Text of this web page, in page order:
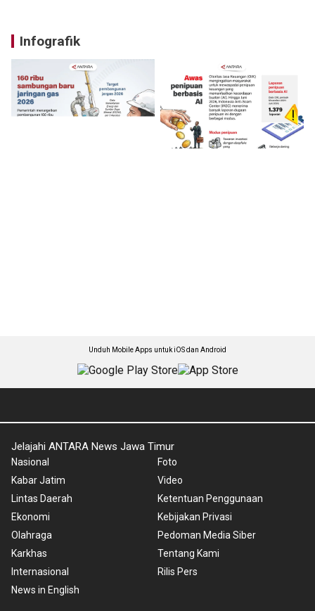
Infografik
Unduh Mobile Apps untuk iOS dan Android
Jelajahi ANTARA News Jawa Timur
Nasional
Kabar Jatim
Lintas Daerah
Ekonomi
Olahraga
Karkhas
Internasional
News in English
Foto
Video
Ketentuan Penggunaan
Kebijakan Privasi
Pedoman Media Siber
Tentang Kami
Rilis Pers